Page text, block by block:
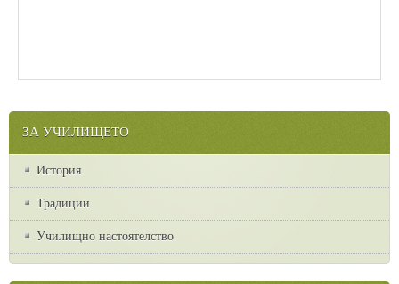
ЗА УЧИЛИЩЕТО
История
Традиции
Училищно настоятелство